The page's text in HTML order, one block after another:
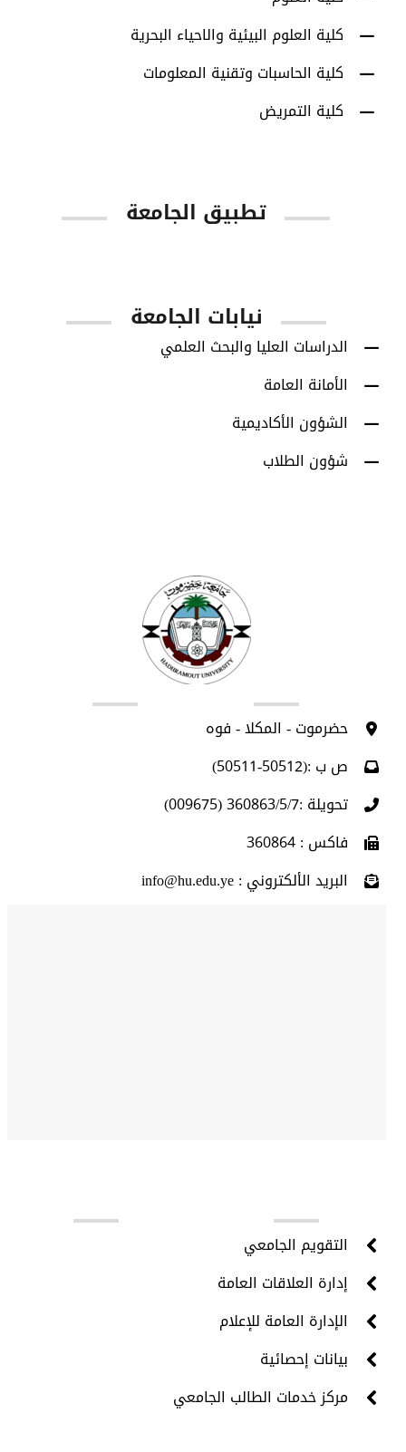
كلية العلوم البيئية والاحياء البحرية
كلية الحاسبات وتقنية المعلومات
كلية التمريض
تطبيق الجامعة
نيابات الجامعة
الدراسات العليا والبحث العلمي
الأمانة العامة
الشؤون الأكاديمية
شؤون الطلاب
حضرموت - المكلا - فوه
ص ب :(50512-50511)
تحويلة :360863/5/7 (009675)
فاكس : 360864
البريد الألكتروني : info@hu.edu.ye
التقويم الجامعي
إدارة العلاقات العامة
الإدارة العامة للإعلام
بيانات إحصائية
مركز خدمات الطالب الجامعي